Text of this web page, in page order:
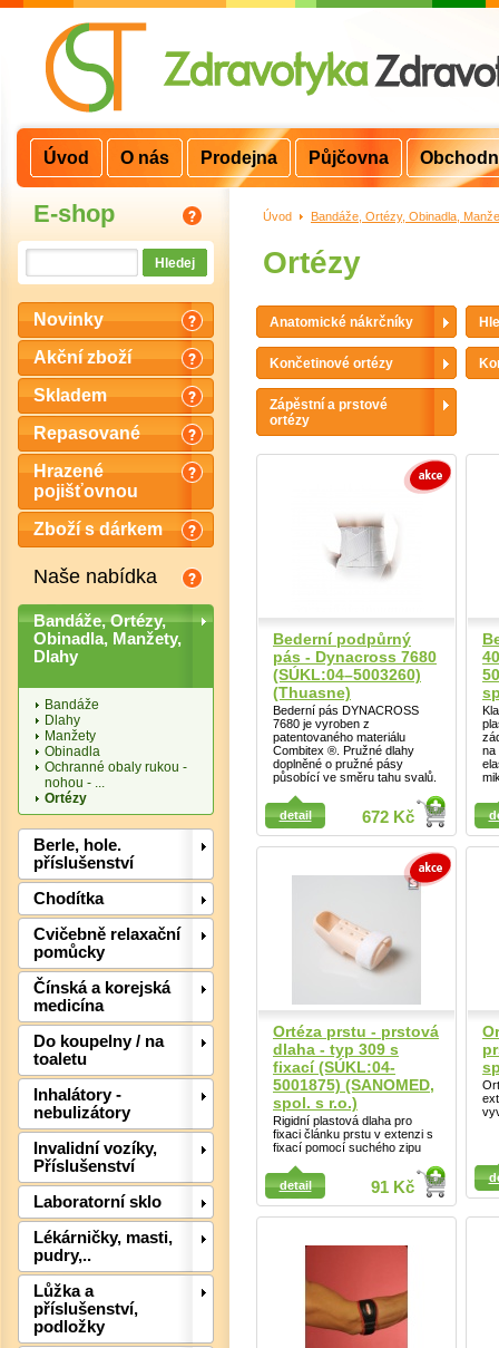
E-shop
Novinky
Akční zboží
Skladem
Repasované
Hrazené
pojišťovnou
Zboží s dárkem
Naše nabídka
Bandáže, Ortézy,
Obinadla, Manžety,
Dlahy
Bandáže
Dlahy
Manžety
Obinadla
Ochranné obaly rukou -
nohou - ...
Ortézy
Berle, hole.
příslušenství
Chodítka
Cvičebně relaxační
pomůcky
Čínská a korejská
medicína
Do koupelny / na
toaletu
Inhalátory -
nebulizátory
Invalidní vozíky,
Příslušenství
Laboratorní sklo
Lékárničky, masti,
pudry,..
Lůžka a
příslušenství,
podložky
Úvod > Bandáže, Ortézy, Obinadla,
Ortézy
Anatomické nákrčníky
Končetinové ortézy
Zápěstní a prstové
ortézy
Bederní podpůrný
pás - Dynacross 7680
(SÚKL:04–5003260)
(Thuasne)
Bederní pás DYNACROSS
7680 je vyroben z
patentovaného materiálu
Combitex ®. Pružné dlahy
doplněné o pružné pásy
působící ve směru tahu svalů.
672 Kč
detail
na
Detail
Detail
Ortéza prstu - prstová
dlaha - typ 309 s
fixací (SÚKL:04-
5001875) (SANOMED,
spol. s r.o.)
Rigidní plastová dlaha pro
fixaci článku prstu v extenzi s
fixací pomocí suchého zipu
91 Kč
detail
Detail
Detail
Úvod O nás Prodejna Půjčovna